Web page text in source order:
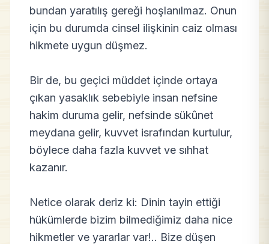
bundan yaratılış gereği hoşlanılmaz. Onun
için bu durumda cinsel ilişkinin caiz olması
hikmete uygun düşmez.
Bir de, bu geçici müddet içinde ortaya
çıkan yasaklık sebebiyle insan nefsine
hakim duruma gelir, nefsinde sükûnet
meydana gelir, kuvvet israfından kurtulur,
böylece daha fazla kuvvet ve sıhhat
kazanır.
Netice olarak deriz ki: Dinin tayin ettiği
hükümlerde bizim bilmediğimiz daha nice
hikmetler ve yararlar var!.. Bize düşen